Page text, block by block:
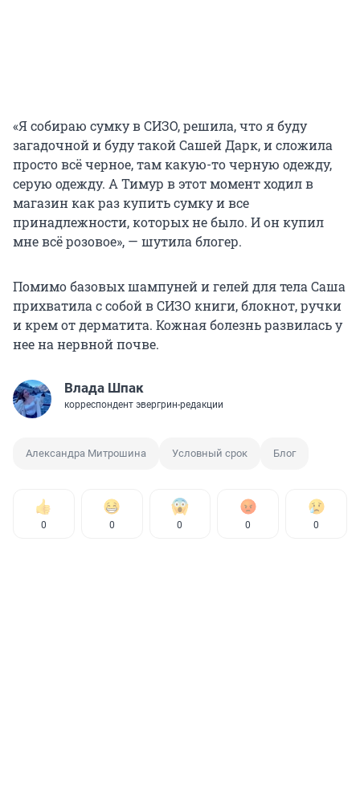
«Я собираю сумку в СИЗО, решила, что я буду
загадочной и буду такой Сашей Дарк, и сложила
просто всё черное, там какую-то черную одежду,
серую одежду. А Тимур в этот момент ходил в
магазин как раз купить сумку и все
принадлежности, которых не было. И он купил
мне всё розовое», — шутила блогер.
Помимо базовых шампуней и гелей для тела Саша
прихватила с собой в СИЗО книги, блокнот, ручки
и крем от дерматита. Кожная болезнь развилась у
нее на нервной почве.
Влада Шпак
корреспондент эвергрин-редакции
Александра Митрошина Условный срок Блог
0 0 0 0 0